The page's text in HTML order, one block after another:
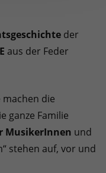
der
aus der Feder
die
ganze Familie
MusikerInnen und
stehen auf, vor und